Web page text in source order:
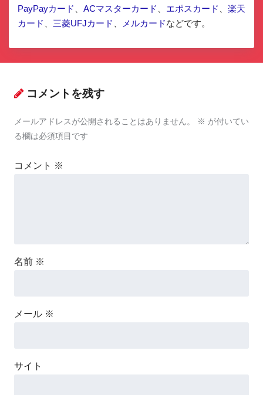
PayPayカード
ACマスターカード エポスカード
楽天
カード
三菱UFJカード メルカードなどです。
コメントを残す
メールアドレスが公開されることはありません。 ※ が付いてい
る欄は必須項目です
コメント ※
名前 ※
メール ※
サイト